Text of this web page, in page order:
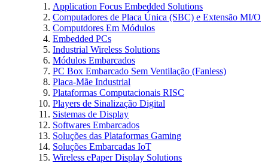
Application Focus Embedded Solutions
Computadores de Placa Única (SBC) e Extensão MI/O
Computdores Em Módulos
Embedded PCs
Industrial Wireless Solutions
Módulos Embarcados
PC Box Embarcado Sem Ventilação (Fanless)
Placa-Mãe Industrial
Plataformas Computacionais RISC
Players de Sinalização Digital
Sistemas de Display
Softwares Embarcados
Soluções das Plataformas Gaming
Soluções Embarcadas IoT
Wireless ePaper Display Solutions